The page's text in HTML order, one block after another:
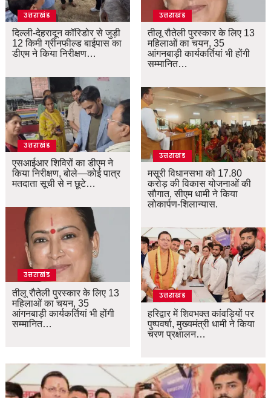
उत्तराखंड
दिल्ली-देहरादून कॉरिडोर से जुड़ी
12 किमी ग्रीनफील्ड बाईपास का
डीएम ने किया निरीक्षण…
उत्तराखंड
एसआईआर शिविरों का डीएम ने
किया निरीक्षण, बोले—कोई पात्र
मतदाता सूची से न छूटे…
उत्तराखंड
तीलू रौतेली पुरस्कार के लिए 13
महिलाओं का चयन, 35
आंगनबाड़ी कार्यकर्तियां भी होंगी
सम्मानित…
उत्तराखंड
तीलू रौतेली पुरस्कार के लिए 13
महिलाओं का चयन, 35
आंगनबाड़ी कार्यकर्तियां भी होंगी
सम्मानित…
उत्तराखंड
मसूरी विधानसभा को 17.80
करोड़ की विकास योजनाओं की
सौगात, सीएम धामी ने किया
लोकार्पण-शिलान्यास.
उत्तराखंड
हरिद्वार में शिवभक्त कांवड़ियों पर
पुष्पवर्षा, मुख्यमंत्री धामी ने किया
चरण प्रक्षालन…